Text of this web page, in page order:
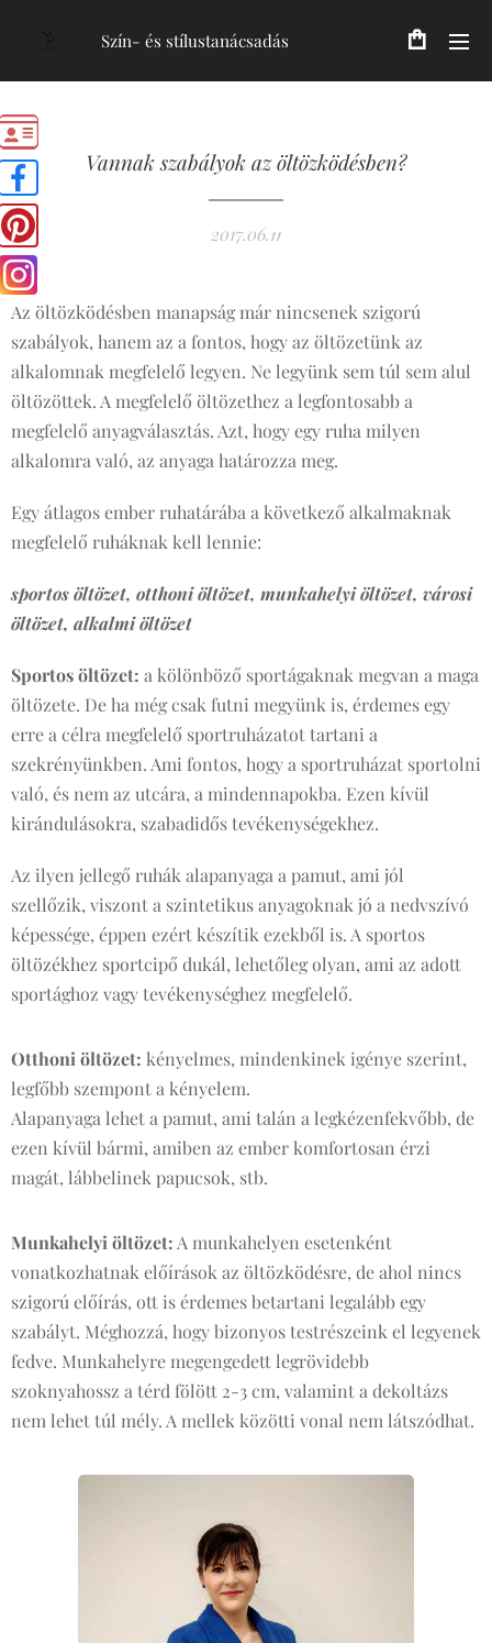
Szín- és stílustanácsadás
Vannak szabályok az öltözködésben?
2017.06.11
Az öltözködésben manapság már nincsenek szigorú
szabályok, hanem az a fontos, hogy az öltözetünk az
alkalomnak megfelelő legyen. Ne legyünk sem túl sem alul
öltözöttek. A megfelelő öltözethez a legfontosabb a
megfelelő anyagválasztás. Azt, hogy egy ruha milyen
alkalomra való, az anyaga határozza meg.
Egy átlagos ember ruhatárába a következő alkalmaknak
megfelelő ruháknak kell lennie:
sportos öltözet, otthoni öltözet, munkahelyi öltözet, városi
öltözet, alkalmi öltözet
Sportos öltözet: a kölönböző sportágaknak megvan a maga
öltözete. De ha még csak futni megyünk is, érdemes egy
erre a célra megfelelő sportruházatot tartani a
szekrényünkben. Ami fontos, hogy a sportruházat sportolni
való, és nem az utcára, a mindennapokba. Ezen kívül
kirándulásokra, szabadidős tevékenységekhez.
Az ilyen jellegő ruhák alapanyaga a pamut, ami jól
szellőzik, viszont a szintetikus anyagoknak jó a nedvszívó
képessége, éppen ezért készítik ezekből is. A sportos
öltözékhez sportcipő dukál, lehetőleg olyan, ami az adott
sportághoz vagy tevékenységhez megfelelő.
Otthoni öltözet: kényelmes, mindenkinek igénye szerint,
legfőbb szempont a kényelem.
Alapanyaga lehet a pamut, ami talán a legkézenfekvőbb, de
ezen kívül bármi, amiben az ember komfortosan érzi
magát, lábbelinek papucsok, stb.
Munkahelyi öltözet: A munkahelyen esetenként
vonatkozhatnak előírások az öltözködésre, de ahol nincs
szigorú előírás, ott is érdemes betartani legalább egy
szabályt. Méghozzá, hogy bizonyos testrészeink el legyenek
fedve. Munkahelyre megengedett legrövidebb
szoknyahossz a térd fölött 2-3 cm, valamint a dekoltázs
nem lehet túl mély. A mellek közötti vonal nem látszódhat.